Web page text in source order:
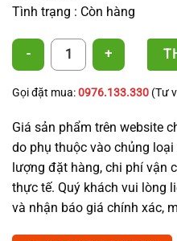
Tình trạng : Còn hàng
Béc tưới cố định lưu lượng 4L/
Gọi đặt mua:0976.133.330 (Tư
Giá sản phẩm trên website
do phụ thuộc vào chủng
lượng đặt hàng, chi phí vận
thực tế. Quý khách vui lòng
và nhận báo giá chính xác,